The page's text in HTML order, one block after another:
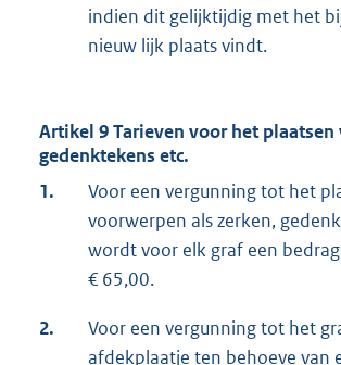
indien dit gelijktijdig met het
nieuw lijk plaats vindt.
Artikel 9 Tarieven voor het plaatsen
gedenktekens etc.
1.
Voor een vergunning tot het
voorwerpen als zerken,
wordt voor elk graf een
€ 65,00.
2.
Voor een vergunning tot het
afdekplaatje ten behoeve van